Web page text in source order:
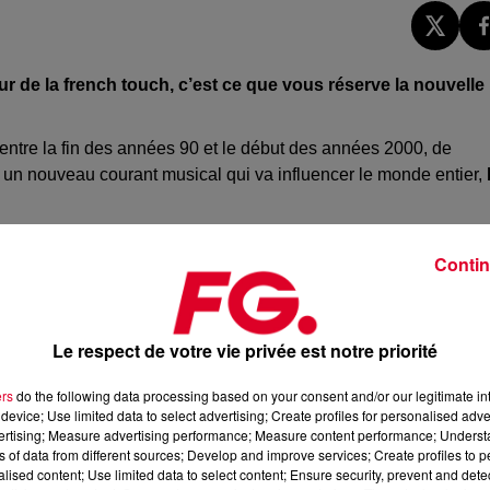
de la french touch, c’est ce que vous réserve la nouvelle
la fin des années 90 et le début des années 2000, de
nouveau courant musical qui va influencer le monde entier,
berceau de ce courant iconique, organise à l’espace
entre flyers, vidéos, affiches, installations sonores et visuelles.
à l’origine des pochettes de disques et des clips
festival ElectroChic et se déroulera du 7 mars au 5 mai 2024.
Le respect de votre vie privée est notre priorité
do the following data processing based on your consent and/or our legitimate
Use limited data to select advertising; Create profiles for personalised
Measure advertising performance; Measure content performance;
of data from different sources; Develop and improve services; Create profiles to
content; Use limited data to select content; Ensure security, prevent and